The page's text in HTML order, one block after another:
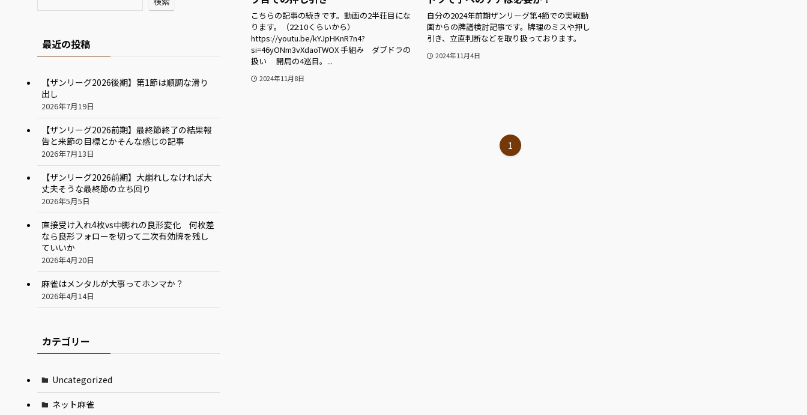
こちらの記事の続きです。動画の2半荘目にな
ります。（22:10くらいから）
https://youtu.be/kYJpHKnR7n4?
si=46yONm3vXdaoTWOX 手組み ダブドラの
扱い 開局の4巡目。...
2024年11月8日
自分の2024年前期ザンリーグ第4節での実戦動
画からの牌譜検討記事です。牌理のミスや押し
引き、立直判断などを取り扱っております。
2024年11月4日
1
最近の投稿
【ザンリーグ2026後期】第1節は順調な滑り
出し
2026年7月19日
【ザンリーグ2026前期】最終節終了の結果報
告と来節の目標とかそんな感じの記事
2026年7月13日
【ザンリーグ2026前期】大崩れしなければ大
丈夫そうな最終節の立ち回り
2026年5月5日
直接受け入れ4枚vs中膨れの良形変化 何枚差
なら良形フォローを切って二次有効牌を残し
ていいか
2026年4月20日
麻雀はメンタルが大事ってホンマか？
2026年4月14日
カテゴリー
Uncategorized
ネット麻雀